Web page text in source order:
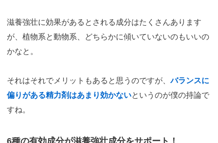
滋養強壮に効果があるとされる成分はたくさんあります
が、植物系と動物系、どちらかに傾いていないのもいいの
かなと。
それはそれでメリットもあると思うのですが、バランスに
偏りがある精力剤はあまり効かないというのが僕の持論で
すね。
6種の有効成分が滋養強壮成分をサポート！